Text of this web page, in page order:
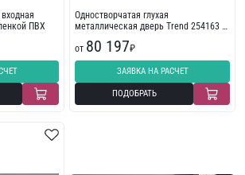
ПВХ
Одностворчатая глухая
металлическая дверь Trend 254163 с
от 80 197₽
ЗАЯВКА НА РАСЧЕТ
ПОДОБРАТЬ